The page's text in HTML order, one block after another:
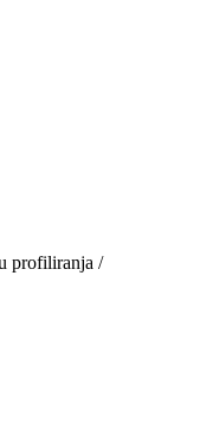
profiliranja /